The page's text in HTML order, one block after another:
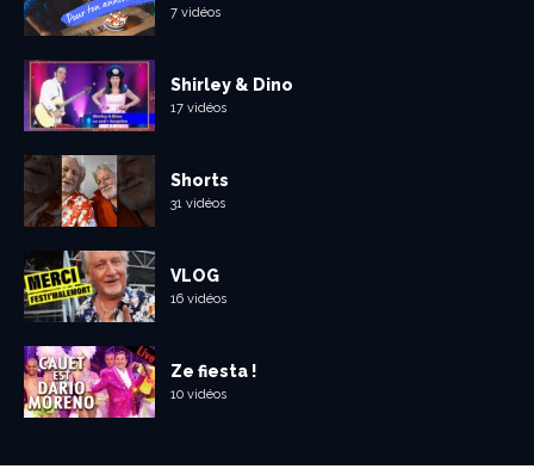
7 vidéos
Shirley & Dino
17 vidéos
Shorts
31 vidéos
VLOG
16 vidéos
Ze fiesta !
10 vidéos